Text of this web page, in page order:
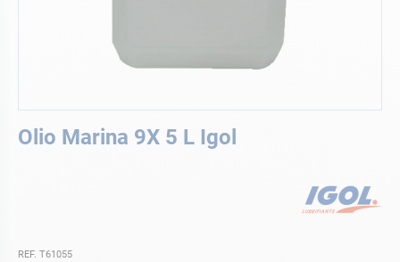
Olio Marina 9X 5 L Igol
REF. T61055
all'inizio